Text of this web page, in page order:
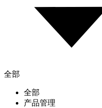
全部
全部
产品管理